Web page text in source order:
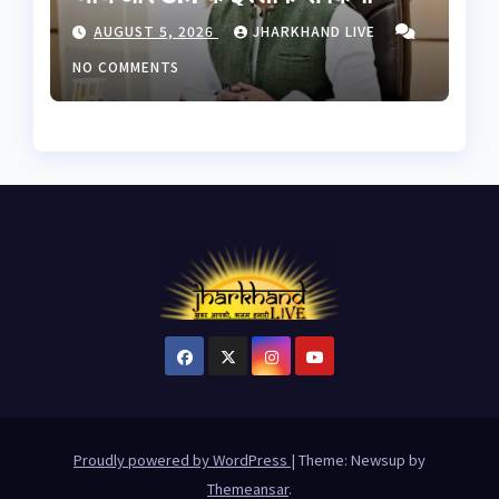
इनकार, छात्रों से बातचीत को बनेगी
हाई लेवल कमेटी
AUGUST 5, 2026
JHARKHAND LIVE
NO COMMENTS
Proudly powered by WordPress | Theme: Newsup by
Themeansar.